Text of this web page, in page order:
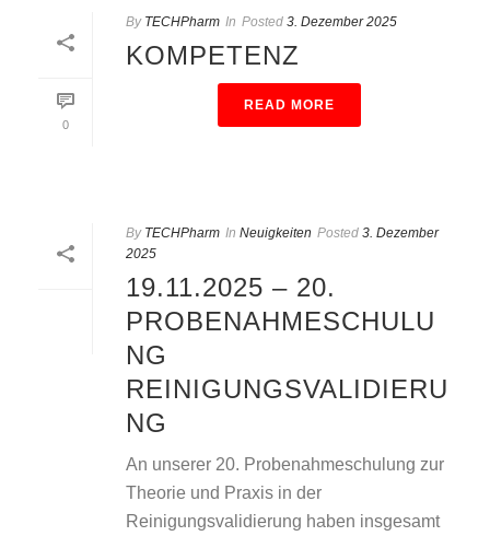
0
By TECHPharm In Posted 3. Dezember 2025
KOMPETENZ
READ MORE
By TECHPharm In Neuigkeiten Posted 3. Dezember
2025
19.11.2025 – 20.
PROBENAHMESCHULU
NG
REINIGUNGSVALIDIERU
NG
An unserer 20. Probenahmeschulung zur
Theorie und Praxis in der
Reinigungsvalidierung haben insgesamt